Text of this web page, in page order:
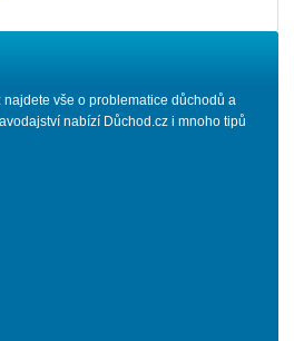
najdete vše o problematice důchodů a
nabízí Důchod.cz i mnoho tipů